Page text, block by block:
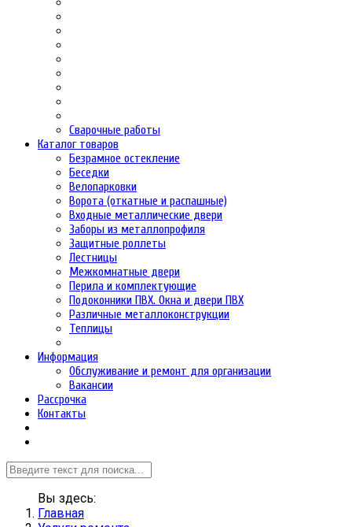
Сварочные работы
Каталог товаров
Безрамное остекление
Беседки
Велопарковки
Ворота (откатные и распашные)
Входные металлические двери
Заборы из металлопрофиля
Защитные роллеты
Лестницы
Межкомнатные двери
Перила и комплектующие
Подоконники ПВХ. Окна и двери ПВХ
Различные металлоконструкции
Теплицы
Информация
Обслуживание и ремонт для организации
Вакансии
Рассрочка
Контакты
Вы здесь:
Главная